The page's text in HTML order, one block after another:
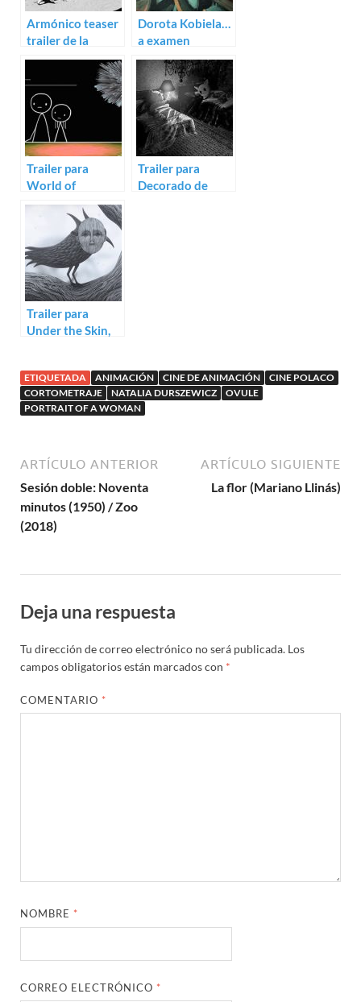
Armónico teaser
trailer de la
animada Oh
Dorota Kobiela…
a examen
Trailer para
World of
Tomorrow de
Hertzfeldt
Trailer para
Decorado de
Trailer para
Under the Skin,
ETIQUETADA ANIMACIÓN CINE DE ANIMACIÓN
CINE POLACO
CORTOMETRAJE
NATALIA DURSZEWICZ
OVULE
PORTRAIT OF A WOMAN
ARTÍCULO ANTERIOR
Sesión doble: Noventa
minutos (1950) / Zoo
(2018)
ARTÍCULO SIGUIENTE
La flor (Mariano Llinás)
Deja una respuesta
Tu dirección de correo electrónico no será publicada. Los
campos obligatorios están marcados con *
COMENTARIO *
NOMBRE *
CORREO ELECTRÓNICO *